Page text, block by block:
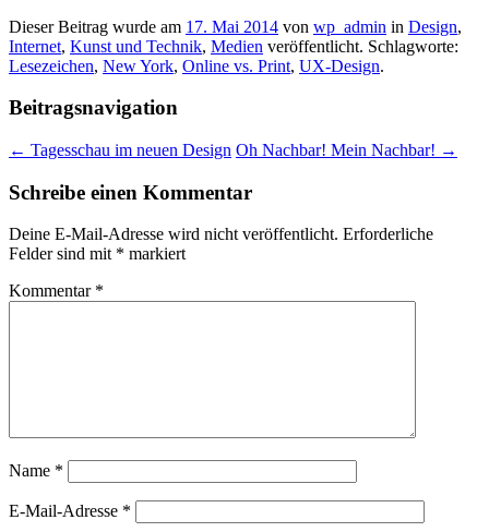
Dieser Beitrag wurde am 17. Mai 2014 von wp_admin in Design,
Internet, Kunst und Technik, Medien veröffentlicht. Schlagworte:
Lesezeichen, New York, Online vs. Print, UX-Design.
Beitragsnavigation
← Tagesschau im neuen Design Oh Nachbar! Mein Nachbar! →
Schreibe einen Kommentar
Deine E-Mail-Adresse wird nicht veröffentlicht. Erforderliche
Felder sind mit * markiert
Kommentar *
Name *
E-Mail-Adresse *